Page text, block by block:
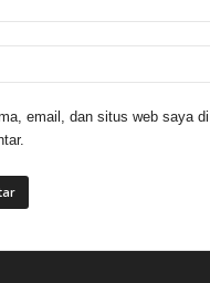
email, dan situs web saya